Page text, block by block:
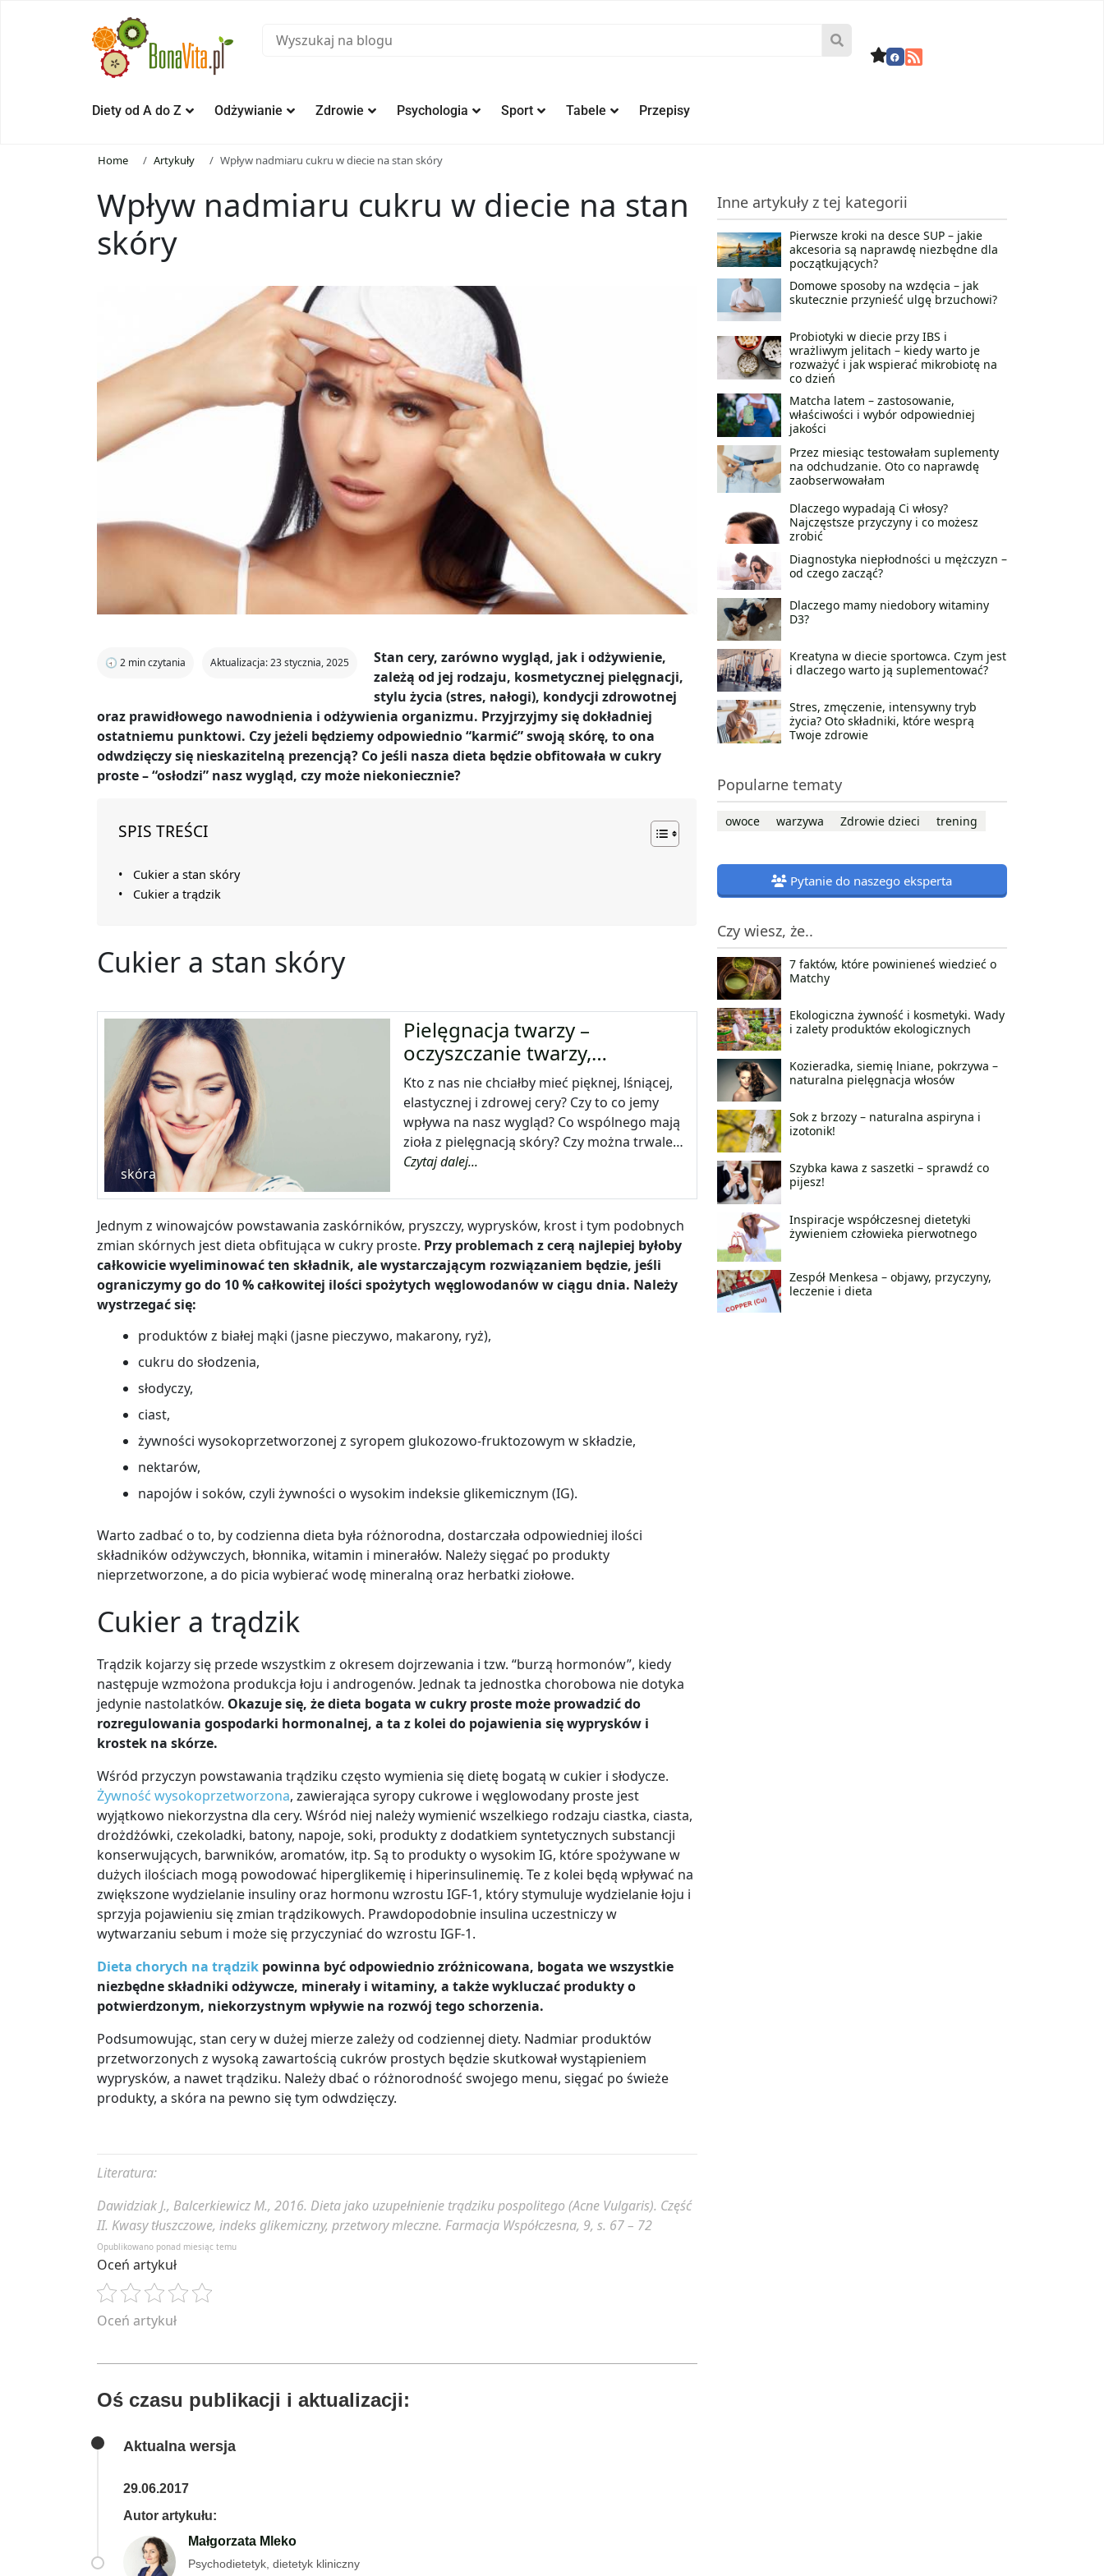
Diety od A do Z Odżywianie Zdrowie Psychologia Sport Tabele Przepisy
Home Artykuły Wpływ nadmiaru cukru w diecie na stan skóry
Wpływ nadmiaru cukru w diecie na stan
skóry
🕣 2 min czytania Aktualizacja: 23 stycznia, 2025
Stan cery, zarówno wygląd, jak i odżywienie,
zależą od jej rodzaju, kosmetycznej pielęgnacji,
stylu życia (stres, nałogi), kondycji zdrowotnej
oraz prawidłowego nawodnienia i odżywienia organizmu. Przyjrzyjmy się dokładniej
ostatniemu punktowi. Czy jeżeli będziemy odpowiednio “karmić” swoją skórę, to ona
odwdzięczy się nieskazitelną prezencją? Co jeśli nasza dieta będzie obfitowała w cukry
proste – “osłodzi” nasz wygląd, czy może niekoniecznie?
SPIS TREŚCI
Cukier a stan skóry
Cukier a trądzik
Cukier a stan skóry
skóra
Pielęgnacja twarzy –
oczyszczanie twarzy,…
Kto z nas nie chciałby mieć pięknej, lśniącej,
elastycznej i zdrowej cery? Czy to co jemy
wpływa na nasz wygląd? Co wspólnego mają
zioła z pielęgnacją skóry? Czy można trwale…
Czytaj dalej...
Jednym z winowajców powstawania zaskórników, pryszczy, wyprysków, krost i tym podobnych
zmian skórnych jest dieta obfitująca w cukry proste. Przy problemach z cerą najlepiej byłoby
całkowicie wyeliminować ten składnik, ale wystarczającym rozwiązaniem będzie, jeśli
ograniczymy go do 10 % całkowitej ilości spożytych węglowodanów w ciągu dnia. Należy
wystrzegać się:
produktów z białej mąki (jasne pieczywo, makarony, ryż),
cukru do słodzenia,
słodyczy,
ciast,
żywności wysokoprzetworzonej z syropem glukozowo-fruktozowym w składzie,
nektarów,
napojów i soków, czyli żywności o wysokim indeksie glikemicznym (IG).
Warto zadbać o to, by codzienna dieta była różnorodna, dostarczała odpowiedniej ilości
składników odżywczych, błonnika, witamin i minerałów. Należy sięgać po produkty
nieprzetworzone, a do picia wybierać wodę mineralną oraz herbatki ziołowe.
Cukier a trądzik
Trądzik kojarzy się przede wszystkim z okresem dojrzewania i tzw. “burzą hormonów”, kiedy
następuje wzmożona produkcja łoju i androgenów. Jednak ta jednostka chorobowa nie dotyka
jedynie nastolatków. Okazuje się, że dieta bogata w cukry proste może prowadzić do
rozregulowania gospodarki hormonalnej, a ta z kolei do pojawienia się wyprysków i
krostek na skórze.
Wśród przyczyn powstawania trądziku często wymienia się dietę bogatą w cukier i słodycze.
Żywność wysokoprzetworzona, zawierająca syropy cukrowe i węglowodany proste jest
wyjątkowo niekorzystna dla cery. Wśród niej należy wymienić wszelkiego rodzaju ciastka, ciasta,
drożdżówki, czekoladki, batony, napoje, soki, produkty z dodatkiem syntetycznych substancji
konserwujących, barwników, aromatów, itp. Są to produkty o wysokim IG, które spożywane w
dużych ilościach mogą powodować hiperglikemię i hiperinsulinemię. Te z kolei będą wpływać na
zwiększone wydzielanie insuliny oraz hormonu wzrostu IGF-1, który stymuluje wydzielanie łoju i
sprzyja pojawieniu się zmian trądzikowych. Prawdopodobnie insulina uczestniczy w
wytwarzaniu sebum i może się przyczyniać do wzrostu IGF-1.
Dieta chorych na trądzik powinna być odpowiednio zróżnicowana, bogata we wszystkie
niezbędne składniki odżywcze, minerały i witaminy, a także wykluczać produkty o
potwierdzonym, niekorzystnym wpływie na rozwój tego schorzenia.
Podsumowując, stan cery w dużej mierze zależy od codziennej diety. Nadmiar produktów
przetworzonych z wysoką zawartością cukrów prostych będzie skutkował wystąpieniem
wyprysków, a nawet trądziku. Należy dbać o różnorodność swojego menu, sięgać po świeże
produkty, a skóra na pewno się tym odwdzięczy.
Literatura:
Dawidziak J., Balcerkiewicz M., 2016. Dieta jako uzupełnienie trądziku pospolitego (Acne Vulgaris). Część
II. Kwasy tłuszczowe, indeks glikemiczny, przetwory mleczne. Farmacja Współczesna, 9, s. 67 – 72
Opublikowano ponad miesiąc temu
Oceń artykuł
Oceń artykuł
Oś czasu publikacji i aktualizacji:
Aktualna wersja
29.06.2017
Autor artykułu:
Małgorzata Mleko
Psychodietetyk, dietetyk kliniczny
Inne artykuły z tej kategorii
Pierwsze kroki na desce SUP – jakie
akcesoria są naprawdę niezbędne dla
początkujących?
Domowe sposoby na wzdęcia – jak
skutecznie przynieść ulgę brzuchowi?
Probiotyki w diecie przy IBS i
wrażliwym jelitach – kiedy warto je
rozważyć i jak wspierać mikrobiotę na
co dzień
Matcha latem – zastosowanie,
właściwości i wybór odpowiedniej
jakości
Przez miesiąc testowałam suplementy
na odchudzanie. Oto co naprawdę
zaobserwowałam
Dlaczego wypadają Ci włosy?
Najczęstsze przyczyny i co możesz
zrobić
Diagnostyka niepłodności u mężczyzn –
od czego zacząć?
Dlaczego mamy niedobory witaminy
D3?
Kreatyna w diecie sportowca. Czym jest
i dlaczego warto ją suplementować?
Stres, zmęczenie, intensywny tryb
życia? Oto składniki, które wesprą
Twoje zdrowie
Popularne tematy
owoce warzywa Zdrowie dzieci trening
Pytanie do naszego eksperta
Czy wiesz, że..
7 faktów, które powinieneś wiedzieć o
Matchy
Ekologiczna żywność i kosmetyki. Wady
i zalety produktów ekologicznych
Kozieradka, siemię lniane, pokrzywa –
naturalna pielęgnacja włosów
Sok z brzozy – naturalna aspiryna i
izotonik!
Szybka kawa z saszetki – sprawdź co
pijesz!
Inspiracje współczesnej dietetyki
żywieniem człowieka pierwotnego
Zespół Menkesa – objawy, przyczyny,
leczenie i dieta